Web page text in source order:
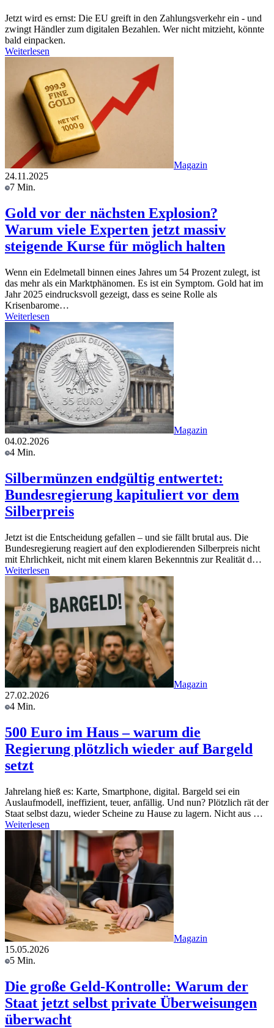
Jetzt wird es ernst: Die EU greift in den Zahlungsverkehr ein - und
zwingt Händler zum digitalen Bezahlen. Wer nicht mitzieht, könnte
bald einpacken.
Weiterlesen
Magazin
24.11.2025
7 Min.
Gold vor der nächsten Explosion?
Warum viele Experten jetzt massiv
steigende Kurse für möglich halten
Wenn ein Edelmetall binnen eines Jahres um 54 Prozent zulegt, ist
das mehr als ein Marktphänomen. Es ist ein Symptom. Gold hat im
Jahr 2025 eindrucksvoll gezeigt, dass es seine Rolle als
Krisenbarome…
Weiterlesen
Magazin
04.02.2026
4 Min.
Silbermünzen endgültig entwertet:
Bundesregierung kapituliert vor dem
Silberpreis
Jetzt ist die Entscheidung gefallen – und sie fällt brutal aus. Die
Bundesregierung reagiert auf den explodierenden Silberpreis nicht
mit Ehrlichkeit, nicht mit einem klaren Bekenntnis zur Realität d…
Weiterlesen
Magazin
27.02.2026
4 Min.
500 Euro im Haus – warum die
Regierung plötzlich wieder auf Bargeld
setzt
Jahrelang hieß es: Karte, Smartphone, digital. Bargeld sei ein
Auslaufmodell, ineffizient, teuer, anfällig. Und nun? Plötzlich rät der
Staat selbst dazu, wieder Scheine zu Hause zu lagern. Nicht aus …
Weiterlesen
Magazin
15.05.2026
5 Min.
Die große Geld-Kontrolle: Warum der
Staat jetzt selbst private Überweisungen
überwacht